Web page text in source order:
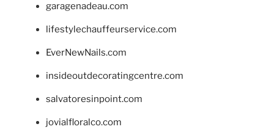
garagenadeau.com
lifestylechauffeurservice.com
EverNewNails.com
insideoutdecoratingcentre.com
salvatoresinpoint.com
jovialfloralco.com